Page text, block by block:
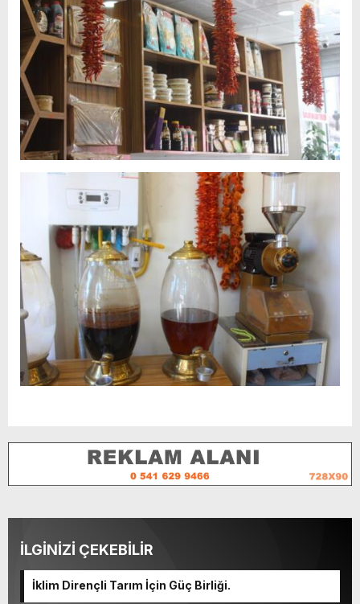
İLGİNİZİ ÇEKEBİLİR
İklim Dirençli Tarım İçin Güç Birliği.